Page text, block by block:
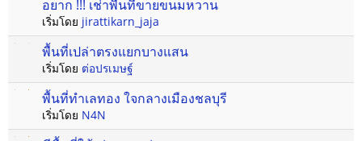
อยาก !!! เช่าพื้นที่ขายขนมหวาน
เริ่มโดย jirattikarn_jaja
พื้นที่เปล่าตรงแยกบางแสน
เริ่มโดย ต่อปรเมษฐ์
พื้นที่ทำเลทอง ใจกลางเมืองชลบุรี
เริ่มโดย N4N